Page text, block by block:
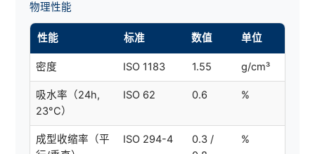
物理性能
性能 标准 数值 单位
密度 ISO 1183 1.55 g/cm³
吸水率（24h,
23°C）
ISO 62 0.6 %
成型收缩率（平
ISO 294-4
0.3 /
%